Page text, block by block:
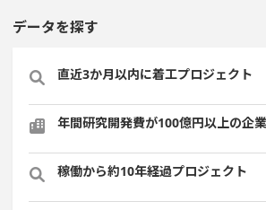
データを探す
直近3か月以内に着工プロジェクト
年間研究開発費が100億円以上の企
稼働から約10年経過プロジェクト